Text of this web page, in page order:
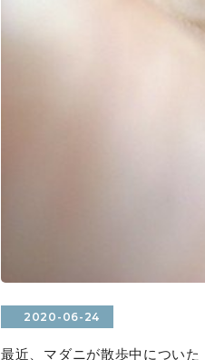
2020-06-24
最近、マダニが散歩中についた